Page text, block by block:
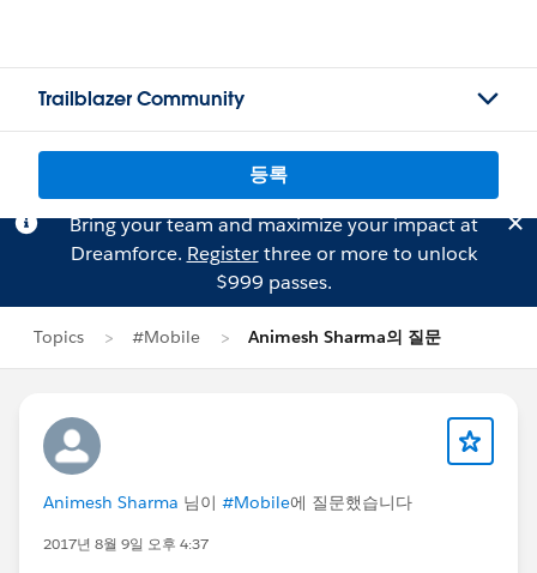
Trailblazer Community
등록
Bring your team and maximize your impact at
Dreamforce. Registerthree or more to unlock
$999 passes.
Topics #Mobile Animesh Sharma의 질문
Animesh Sharma 님이 #Mobile에 질문했습니다
2017년 8월 9일 오후 4:37